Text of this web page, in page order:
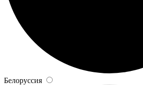
Белоруссия